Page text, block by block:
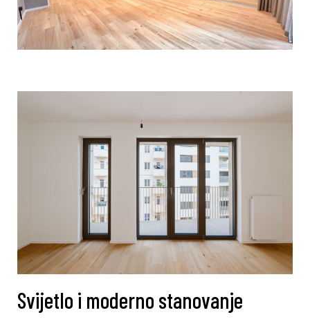
Svijetlo i moderno stanovanje